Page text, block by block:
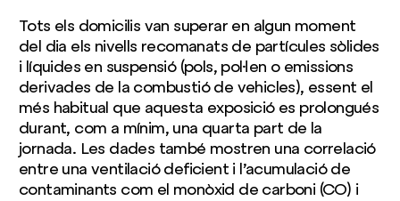
Tots els domicilis van superar en algun moment
del dia els nivells recomanats de partícules sòlides
i líquides en suspensió (pols, pol·len o emissions
derivades de la combustió de vehicles), essent el
més habitual que aquesta exposició es prolongués
durant, com a mínim, una quarta part de la
jornada. Les dades també mostren una correlació
entre una ventilació deficient i l’acumulació de
contaminants com el monòxid de carboni (CO) i